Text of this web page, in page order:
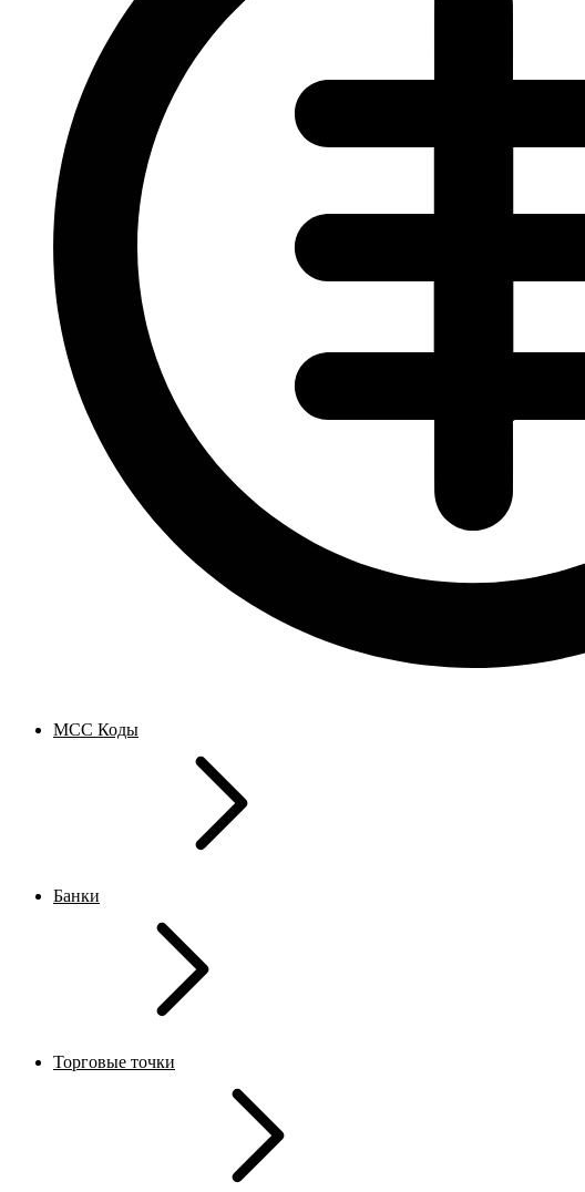
MCC Коды
Банки
Торговые точки